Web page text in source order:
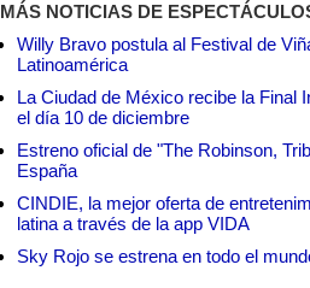
MÁS NOTICIAS DE
Willy Bravo postula al Festival de
Latinoamérica
La Ciudad de México recibe la Final
el día 10 de diciembre
Estreno oficial de "The Robinson,
España
CINDIE, la mejor oferta de
latina a través de la app VIDA
Sky Rojo se estrena en todo el